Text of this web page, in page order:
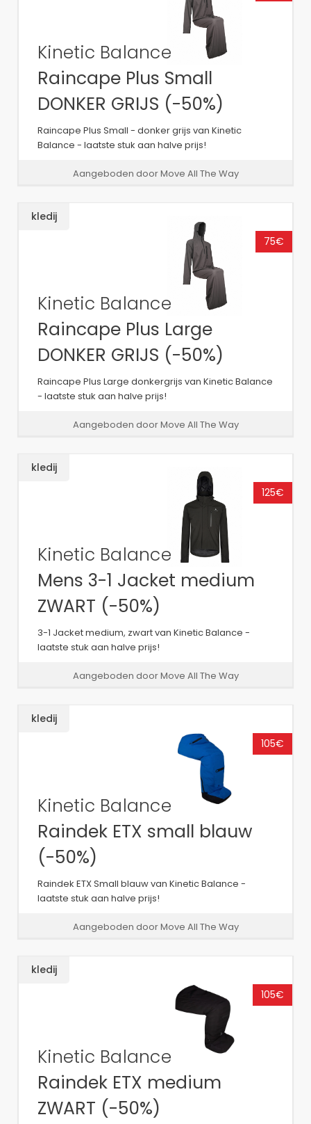
Kinetic Balance
Raincape Plus Small
DONKER GRIJS (-50%)
Raincape Plus Small - donker grijs van Kinetic
Balance - laatste stuk aan halve prijs!
Aangeboden door Move All The Way
kledij
75€
Kinetic Balance
Raincape Plus Large
DONKER GRIJS (-50%)
Raincape Plus Large donkergrijs van Kinetic Balance
- laatste stuk aan halve prijs!
Aangeboden door Move All The Way
kledij
125€
Kinetic Balance
Mens 3-1 Jacket medium
ZWART (-50%)
3-1 Jacket medium, zwart van Kinetic Balance -
laatste stuk aan halve prijs!
Aangeboden door Move All The Way
kledij
105€
Kinetic Balance
Raindek ETX small blauw
(-50%)
Raindek ETX Small blauw van Kinetic Balance -
laatste stuk aan halve prijs!
Aangeboden door Move All The Way
kledij
105€
Kinetic Balance
Raindek ETX medium
ZWART (-50%)